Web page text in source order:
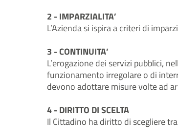
2 - IMPARZIALITA’
L’Azienda si ispira a criteri di
3 - CONTINUITA’
L’erogazione dei servizi pubblici,
funzionamento irregolare o di
devono adottare misure volte ad
4 - DIRITTO DI SCELTA
Il Cittadino ha diritto di scegliere